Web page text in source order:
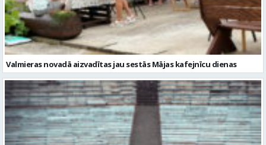
Valmieras novadā aizvadītas jau sestās Mājas kafejnīcu dienas